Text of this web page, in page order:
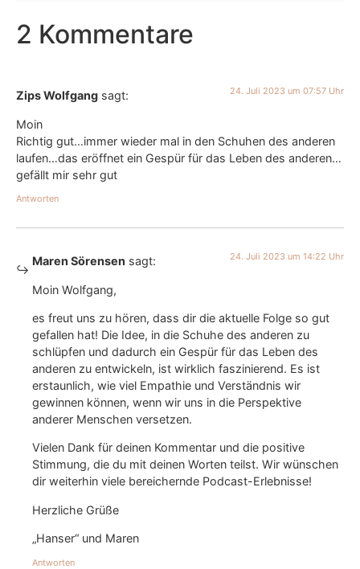
2 Kommentare
Zips Wolfgang sagt: 24. Juli 2023 um 07:57 Uhr
Moin
Richtig gut…immer wieder mal in den Schuhen des anderen
laufen…das eröffnet ein Gespür für das Leben des anderen…
gefällt mir sehr gut
Antworten
Maren Sörensen sagt: 24. Juli 2023 um 14:22 Uhr
Moin Wolfgang,
es freut uns zu hören, dass dir die aktuelle Folge so gut
gefallen hat! Die Idee, in die Schuhe des anderen zu
schlüpfen und dadurch ein Gespür für das Leben des
anderen zu entwickeln, ist wirklich faszinierend. Es ist
erstaunlich, wie viel Empathie und Verständnis wir
gewinnen können, wenn wir uns in die Perspektive
anderer Menschen versetzen.
Vielen Dank für deinen Kommentar und die positive
Stimmung, die du mit deinen Worten teilst. Wir wünschen
dir weiterhin viele bereichernde Podcast-Erlebnisse!
Herzliche Grüße
„Hanser“ und Maren
Antworten